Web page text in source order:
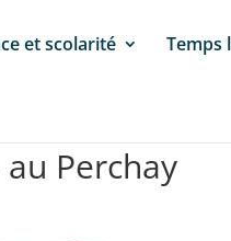
et scolarité Temps
Perchay